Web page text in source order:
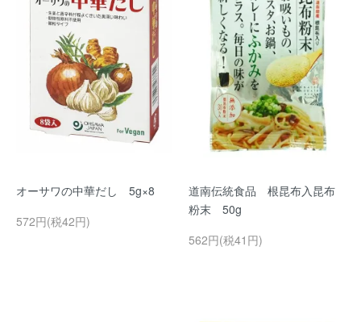
オーサワの中華だし 5g×8
572円(税42円)
道南伝統食品 根昆布入昆布
粉末 50g
562円(税41円)